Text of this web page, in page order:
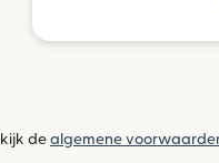
de algemene